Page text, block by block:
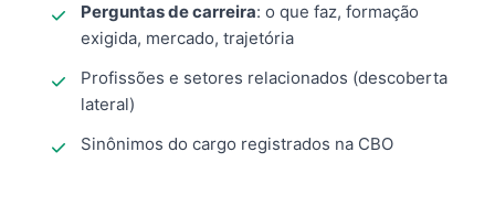
Perguntas de carreira: o que faz, formação
exigida, mercado, trajetória
Profissões e setores relacionados (descoberta
lateral)
Sinônimos do cargo registrados na CBO